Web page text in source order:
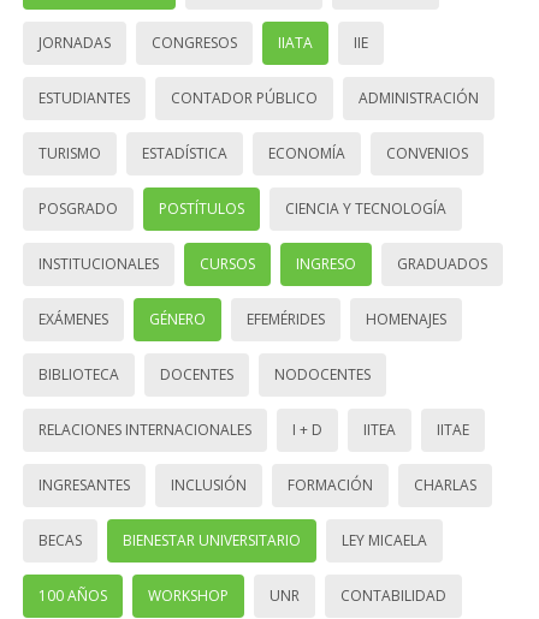
JORNADAS CONGRESOS IIATA IIE
ESTUDIANTES CONTADOR PÚBLICO ADMINISTRACIÓN
TURISMO ESTADÍSTICA ECONOMÍA CONVENIOS
POSGRADO POSTÍTULOS CIENCIA Y TECNOLOGÍA
INSTITUCIONALES CURSOS INGRESO GRADUADOS
EXÁMENES GÉNERO EFEMÉRIDES HOMENAJES
BIBLIOTECA DOCENTES NODOCENTES
RELACIONES INTERNACIONALES I + D IITEA IITAE
INGRESANTES INCLUSIÓN FORMACIÓN CHARLAS
BECAS BIENESTAR UNIVERSITARIO LEY MICAELA
100 AÑOS WORKSHOP UNR CONTABILIDAD